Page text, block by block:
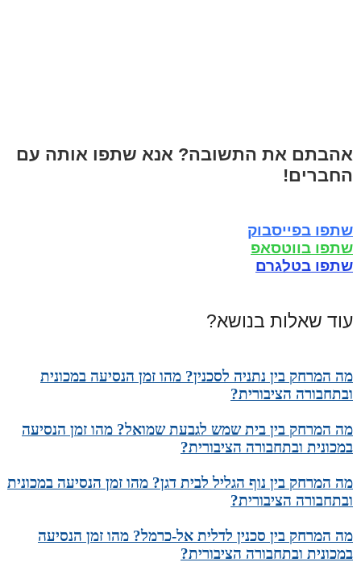
אהבתם את התשובה? אנא שתפו אותה עם
החברים!
שתפו בפייסבוק
שתפו בווטסאפ
שתפו בטלגרם
עוד שאלות בנושא?
מה המרחק בין נתניה לסכנין? מהו זמן הנסיעה במכונית
ובתחבורה הציבורית?
מה המרחק בין בית שמש לגבעת שמואל? מהו זמן הנסיעה
במכונית ובתחבורה הציבורית?
מה המרחק בין נוף הגליל לבית דגן? מהו זמן הנסיעה במכונית
ובתחבורה הציבורית?
מה המרחק בין סכנין לדלית אל-כרמל? מהו זמן הנסיעה
במכונית ובתחבורה הציבורית?